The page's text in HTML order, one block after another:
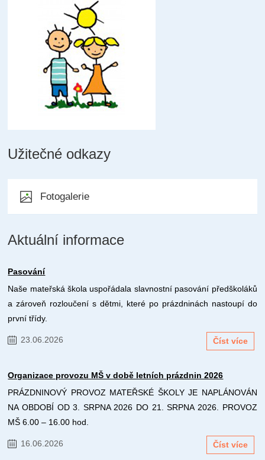
Užitečné odkazy
Fotogalerie
Aktuální informace
Pasování
Naše mateřská škola uspořádala slavnostní pasování předškoláků
a zároveň rozloučení s dětmi, které po prázdninách nastoupí do
první třídy.
23.06.2026 Číst více
Organizace provozu MŠ v době letních prázdnin 2026
PRÁZDNINOVÝ PROVOZ MATEŘSKÉ ŠKOLY JE NAPLÁNOVÁN
NA OBDOBÍ OD 3. SRPNA 2026 DO 21. SRPNA 2026. PROVOZ
MŠ 6.00 – 16.00 hod.
16.06.2026 Číst více